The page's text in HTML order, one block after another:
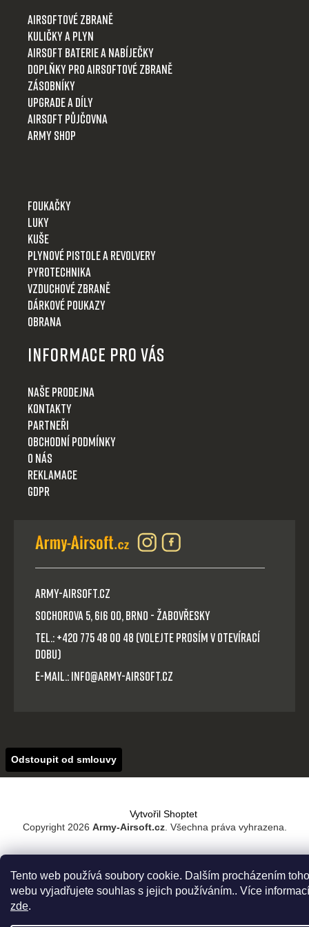
Tento web používá soubory cookie. Dalším procházením
webu vyjadřujete souhlas s jejich používáním.. Více informací
zde.
Airsoftové zbraně
Kuličky a plyn
Airsoft baterie a nabíječky
Doplňky pro airsoftové zbraně
Zásobníky
Upgrade a díly
Airsoft půjčovna
Army shop
Foukačky
Luky
Kuše
Plynové pistole a revolvery
Pyrotechnika
Vzduchové zbraně
Dárkové poukazy
Obrana
Informace pro Vás
Naše prodejna
Kontakty
Partneři
Obchodní podmínky
O nás
Reklamace
GDPR
Army-Airsoft.cz
Sochorova 5, 616 00, Brno - Žabovřesky
Tel.: +420 775 48 00 48 (volejte prosím v otevírací
dobu)
E-mail.: info@army-airsoft.cz
Odstoupit od smlouvy
Vytvořil Shoptet
Copyright 2026 Army-Airsoft.cz. Všechna práva vyhrazena.